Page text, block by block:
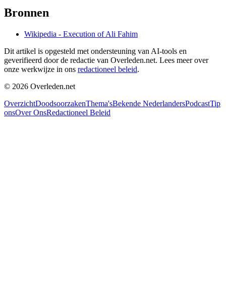
Bronnen
Wikipedia - Execution of Ali Fahim
Dit artikel is opgesteld met ondersteuning van AI-tools en
geverifieerd door de redactie van Overleden.net. Lees meer over
onze werkwijze in ons redactioneel beleid.
© 2026 Overleden.net
OverzichtDoodsoorzakenThema'sBekende NederlandersPodcastTip
onsOver OnsRedactioneel Beleid